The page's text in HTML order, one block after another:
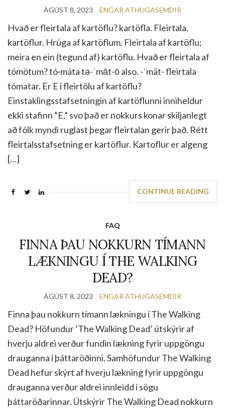
ÁGÚST 8, 2023 ENGAR ATHUGASEMDIR
Hvað er fleirtala af kartöflu? kartöfla. Fleirtala.
kartöflur. Hrúga af kartöflum. Fleirtala af kartöflu;
meira en ein (tegund af) kartöflu. Hvað er fleirtala af
tómötum? tó·​máta tə-ˈmāt-ō also. -ˈmät- fleirtala
tómatar. Er E í fleirtölu af kartöflu?
Einstaklingsstafsetningin af kartöflunni inniheldur
ekki stafinn “E,” svo það er nokkurs konar skiljanlegt
að fólk myndi ruglast þegar fleirtalan gerir það. Rétt
fleirtalsstafsetning er kartöflur. Kartoflur er algeng
[…]
CONTINUE READING
FAQ
FINNA ÞAU NOKKURN TÍMANN
LÆKNINGU Í THE WALKING
DEAD?
ÁGÚST 8, 2023 ENGAR ATHUGASEMDIR
Finna þau nokkurn tímann lækningu í The Walking
Dead? Höfundur ‘The Walking Dead’ útskýrir af
hverju aldrei verður fundin lækning fyrir uppgöngu
drauganna í þáttaröðinni. Samhöfundur The Walking
Dead hefur skýrt af hverju lækning fyrir uppgöngu
drauganna verður aldrei innleidd í sögu
þáttaröðarinnar. Útskýrir The Walking Dead nokkurn